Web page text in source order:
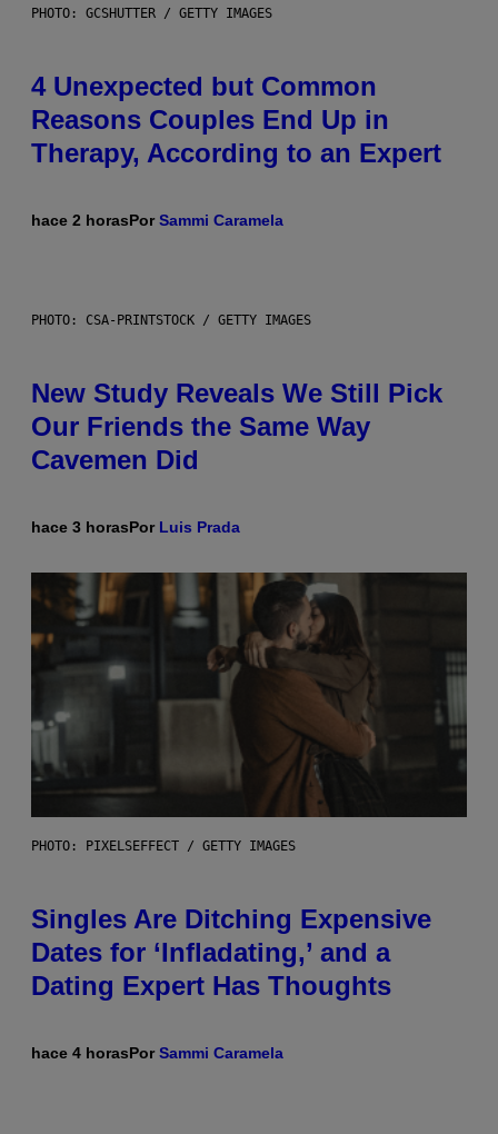
PHOTO: GCSHUTTER / GETTY IMAGES
4 Unexpected but Common
Reasons Couples End Up in
Therapy, According to an Expert
hace 2 horasPorSammi Caramela
PHOTO: CSA-PRINTSTOCK / GETTY IMAGES
New Study Reveals We Still Pick
Our Friends the Same Way
Cavemen Did
hace 3 horasPor Luis Prada
PHOTO: PIXELSEFFECT / GETTY IMAGES
Singles Are Ditching Expensive
Dates for ‘Infladating,’ and a
Dating Expert Has Thoughts
hace 4 horasPorSammi Caramela